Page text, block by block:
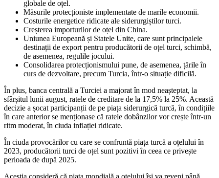
globale de oțel.
Măsurile protecționiste implementate de marile economii.
Costurile energetice ridicate ale siderurgiștilor turci.
Creșterea importurilor de oțel din China.
Uniunea Europeană și Statele Unite, care sunt principalele
destinații de export pentru producătorii de oțel turci, schimbă,
de asemenea, regulile jocului.
Consolidarea protecționismului pune, de asemenea, țările în
curs de dezvoltare, precum Turcia, într-o situație dificilă.
În plus, banca centrală a Turciei a majorat în mod neașteptat, la
sfârșitul lunii august, ratele de creditare de la 17,5% la 25%. Această
decizie a șocat participanții de pe piața siderurgică turcă, în condițiile
în care anterior se menționase că ratele dobânzilor vor crește într-un
ritm moderat, în ciuda inflației ridicate.
În ciuda provocărilor cu care se confruntă piața turcă a oțelului în
2023, producătorii turci de oțel sunt pozitivi în ceea ce privește
perioada de după 2025.